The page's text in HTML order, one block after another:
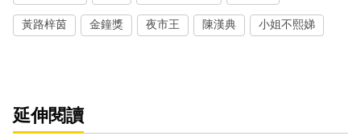
黃路梓茵 金鐘獎 夜市王 陳漢典 小姐不熙娣
延伸閱讀